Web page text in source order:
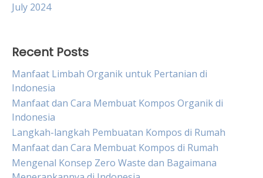
July 2024
Recent Posts
Manfaat Limbah Organik untuk Pertanian di
Indonesia
Manfaat dan Cara Membuat Kompos Organik di
Indonesia
Langkah-langkah Pembuatan Kompos di Rumah
Manfaat dan Cara Membuat Kompos di Rumah
Mengenal Konsep Zero Waste dan Bagaimana